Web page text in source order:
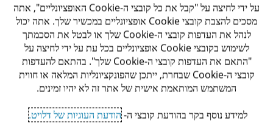
שמים אותך במרכז
מחדש.
על ידי לחיצה על "קבל את כל קובצי ה-Cookie האופציונליים", אתה
מסכים להצבת קובצי Cookie אופציונליים במכשיר שלך. אתה יכול
לנהל את העדפות קובצי ה-Cookie שלך או לבטל את הסכמתך
לשימוש בקובצי Cookie אופציונליים בכל עת על ידי לחיצה על
"התאם את העדפות קובצי ה-Cookie שלך". בהתאם להעדפות
קובצי ה-Cookie שבחרת, ייתכן שהפונקציונליות המלאה או חווית
המשתמש המותאמת אישית של אתר זה לא יהיו זמינים.
למידע נוסף בקר בהודעת קובצי ה-הודעת העוגיות של דלויט.